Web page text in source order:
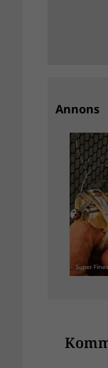
Annons